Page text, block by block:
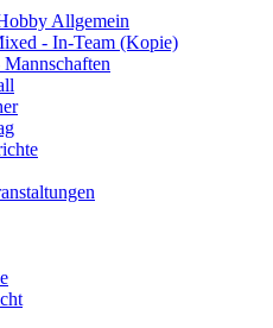
Allgemein
- In-Team (Kopie)